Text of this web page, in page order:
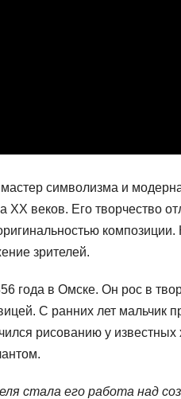
символизма и
XX веков. Его творчество
зрителей.
года в Омске. Он рос в
С ранних лет мальчик
рисованию у известных
стала его работа над